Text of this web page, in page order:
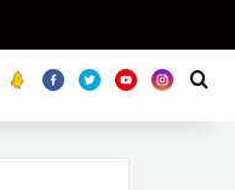
Koo FB TwitterYoutube